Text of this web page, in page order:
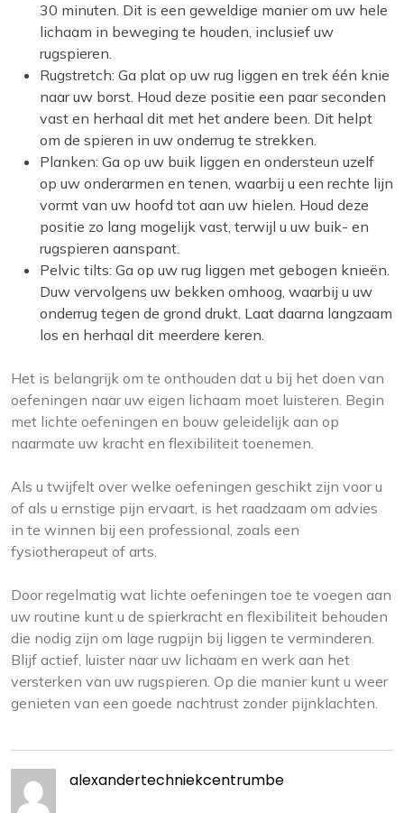
30 minuten. Dit is een geweldige manier om uw hele
lichaam in beweging te houden, inclusief uw
rugspieren.
Rugstretch: Ga plat op uw rug liggen en trek één knie
naar uw borst. Houd deze positie een paar seconden
vast en herhaal dit met het andere been. Dit helpt
om de spieren in uw onderrug te strekken.
Planken: Ga op uw buik liggen en ondersteun uzelf
op uw onderarmen en tenen, waarbij u een rechte lijn
vormt van uw hoofd tot aan uw hielen. Houd deze
positie zo lang mogelijk vast, terwijl u uw buik- en
rugspieren aanspant.
Pelvic tilts: Ga op uw rug liggen met gebogen knieën.
Duw vervolgens uw bekken omhoog, waarbij u uw
onderrug tegen de grond drukt. Laat daarna langzaam
los en herhaal dit meerdere keren.
Het is belangrijk om te onthouden dat u bij het doen van
oefeningen naar uw eigen lichaam moet luisteren. Begin
met lichte oefeningen en bouw geleidelijk aan op
naarmate uw kracht en flexibiliteit toenemen.
Als u twijfelt over welke oefeningen geschikt zijn voor u
of als u ernstige pijn ervaart, is het raadzaam om advies
in te winnen bij een professional, zoals een
fysiotherapeut of arts.
Door regelmatig wat lichte oefeningen toe te voegen aan
uw routine kunt u de spierkracht en flexibiliteit behouden
die nodig zijn om lage rugpijn bij liggen te verminderen.
Blijf actief, luister naar uw lichaam en werk aan het
versterken van uw rugspieren. Op die manier kunt u weer
genieten van een goede nachtrust zonder pijnklachten.
alexandertechniekcentrumbe